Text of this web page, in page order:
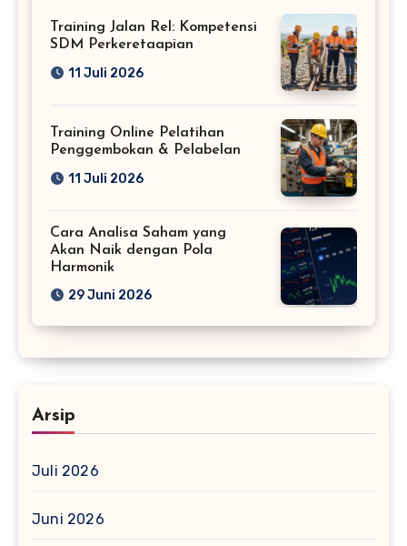
Training Jalan Rel: Kompetensi
SDM Perkeretaapian
11 Juli 2026
Training Online Pelatihan
Penggembokan & Pelabelan
11 Juli 2026
Cara Analisa Saham yang
Akan Naik dengan Pola
Harmonik
29 Juni 2026
Arsip
Juli 2026
Juni 2026